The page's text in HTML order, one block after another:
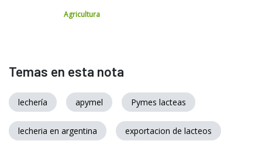
Agricultura
Temas en esta nota
lechería apymel Pymes lacteas
lecheria en argentina exportacion de lacteos